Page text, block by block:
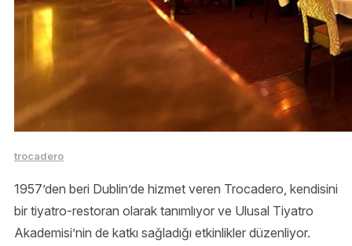
trocadero
1957’den beri Dublin’de hizmet veren Trocadero, kendisini
bir tiyatro-restoran olarak tanımlıyor ve Ulusal Tiyatro
Akademisi’nin de katkı sağladığı etkinlikler düzenliyor.